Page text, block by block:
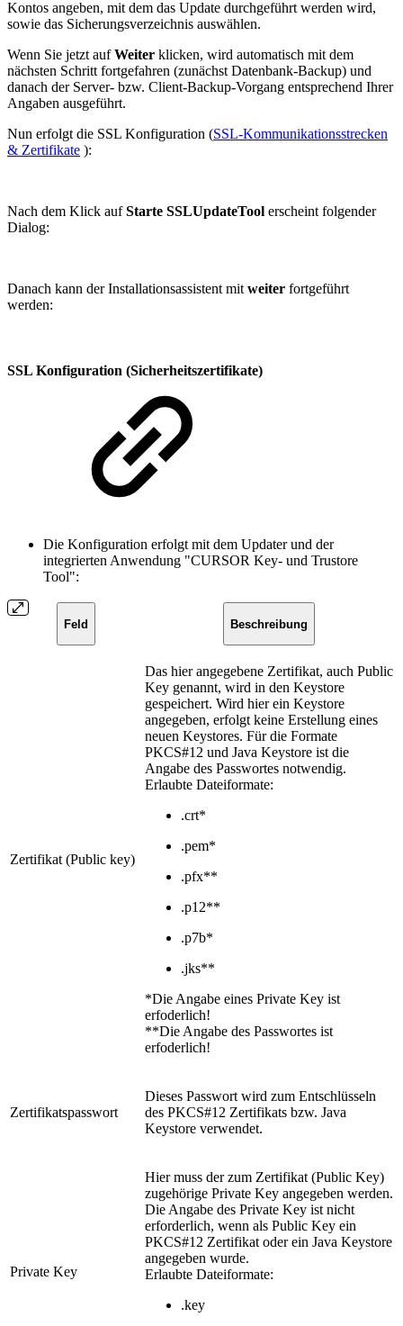
Kontos angeben, mit dem das Update durchgeführt werden wird,
sowie das Sicherungsverzeichnis auswählen.
Wenn Sie jetzt aufWeiter klicken, wird automatisch mit dem
nächsten Schritt fortgefahren (zunächst Datenbank-Backup) und
danach der Server- bzw. Client-Backup-Vorgang entsprechend Ihrer
Angaben ausgeführt.
Nun erfolgt die SSL Konfiguration (SSL-Kommunikationsstrecken
& Zertifikate ):
Nach dem Klick aufStarte SSLUpdateTool erscheint folgender
Dialog:
Danach kann der Installationsassistent mit weiter fortgeführt
werden:
SSL Konfiguration (Sicherheitszertifikate)
Die Konfiguration erfolgt mit dem Updater und der
integrierten Anwendung "CURSOR Key- und Trustore
Tool":
Feld Beschreibung
Zertifikat (Public key)
Das hier angegebene Zertifikat, auch Public
Key genannt, wird in den Keystore
gespeichert. Wird hier ein Keystore
angegeben, erfolgt keine Erstellung eines
neuen Keystores. Für die Formate
PKCS#12 und Java Keystore ist die
Angabe des Passwortes notwendig.
Erlaubte Dateiformate:
.crt*
.pem*
.pfx**
.p12**
.p7b*
.jks**
*Die Angabe eines Private Key ist
erfoderlich!
**Die Angabe des Passwortes ist
erfoderlich!
Zertifikatspasswort
Dieses Passwort wird zum Entschlüsseln
des PKCS#12 Zertifikats bzw. Java
Keystore verwendet.
Private Key
Hier muss der zum Zertifikat (Public Key)
zugehörige Private Key angegeben werden.
Die Angabe des Private Key ist nicht
erforderlich, wenn als Public Key ein
PKCS#12 Zertifikat oder ein Java Keystore
angegeben wurde.
Erlaubte Dateiformate:
.key